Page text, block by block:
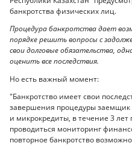
банкротства физических лиц.
Процедура банкротства дает
порядке решить вопросы с
свои долговые обязательства,
оценить все последствия.
Но есть важный момент:
"Банкротство имеет свои
завершения процедуры заемщик
и микрокредиты, в течение 3
проводиться мониторинг
повторное банкротство